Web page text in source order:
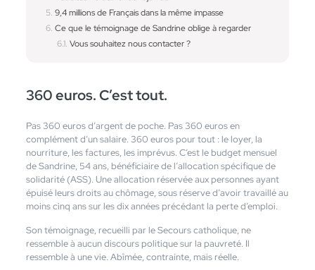
9,4 millions de Français dans la même impasse
Ce que le témoignage de Sandrine oblige à regarder
Vous souhaitez nous contacter ?
360 euros. C’est tout.
Pas 360 euros d’argent de poche. Pas 360 euros en
complément d’un salaire. 360 euros pour tout : le loyer, la
nourriture, les factures, les imprévus. C’est le budget mensuel
de Sandrine, 54 ans, bénéficiaire de l’allocation spécifique de
solidarité (ASS). Une allocation réservée aux personnes ayant
épuisé leurs droits au chômage, sous réserve d’avoir travaillé au
moins cinq ans sur les dix années précédant la perte d’emploi.
Son témoignage, recueilli par le Secours catholique, ne
ressemble à aucun discours politique sur la pauvreté. Il
ressemble à une vie. Abîmée, contrainte, mais réelle.